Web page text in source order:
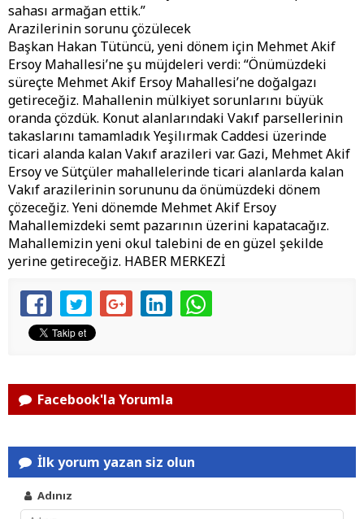
sahası armağan ettik.”
Arazilerinin sorunu çözülecek
Başkan Hakan Tütüncü, yeni dönem için Mehmet Akif
Ersoy Mahallesi’ne şu müjdeleri verdi: “Önümüzdeki
süreçte Mehmet Akif Ersoy Mahallesi’ne doğalgazı
getireceğiz. Mahallenin mülkiyet sorunlarını büyük
oranda çözdük. Konut alanlarındaki Vakıf parsellerinin
takaslarını tamamladık Yeşilırmak Caddesi üzerinde
ticari alanda kalan Vakıf arazileri var. Gazi, Mehmet Akif
Ersoy ve Sütçüler mahallelerinde ticari alanlarda kalan
Vakıf arazilerinin sorununu da önümüzdeki dönem
çözeceğiz. Yeni dönemde Mehmet Akif Ersoy
Mahallemizdeki semt pazarının üzerini kapatacağız.
Mahallemizin yeni okul talebini de en güzel şekilde
yerine getireceğiz. HABER MERKEZİ
Facebook'la Yorumla
İlk yorum yazan siz olun
Adınız